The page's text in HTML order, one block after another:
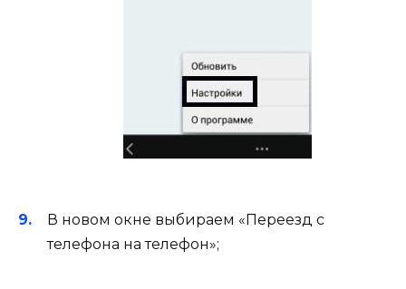
В новом окне выбираем «Переезд с
телефона на телефон»;